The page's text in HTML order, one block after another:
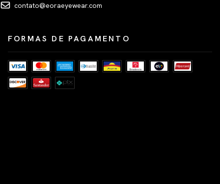
contato@eoraeyewear.com
FORMAS DE PAGAMENTO